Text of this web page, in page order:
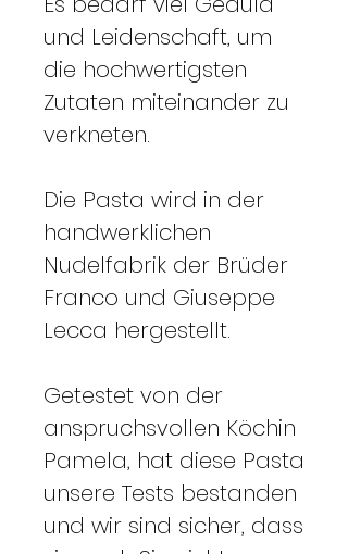
und Leidenschaft, um
die hochwertigsten
Zutaten miteinander zu
verkneten.
Die Pasta wird in der
handwerklichen
Nudelfabrik der Brüder
Franco und Giuseppe
Lecca hergestellt.
Getestet von der
anspruchsvollen Köchin
Pamela, hat diese Pasta
unsere Tests bestanden
und wir sind sicher, dass